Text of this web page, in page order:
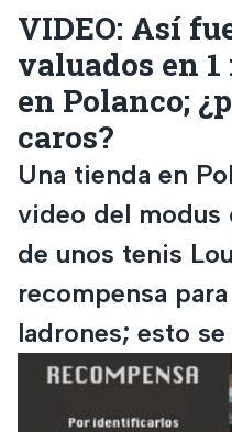
VIDEO: Así
valuados en
en Polanco;
caros?
Una tienda en
video del modus
de unos tenis
recompensa
ladrones; esto se